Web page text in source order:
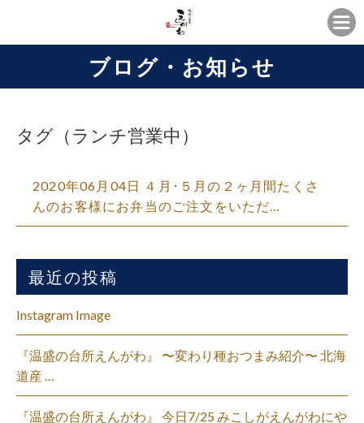
ブログ・お知らせ
タグ（ランチ営業中）
2020年06月04日 ４月･５月の２ヶ月間たくさ
んのお客様にお弁当のご注文をいただ…
最近の投稿
Instagram Image
『温盛の台所えんがわ』 〜変わり種おつまみ紹介〜 北海
道産 …
『温盛の台所えんがわ』 今日7/25 みこしがえんがわにや